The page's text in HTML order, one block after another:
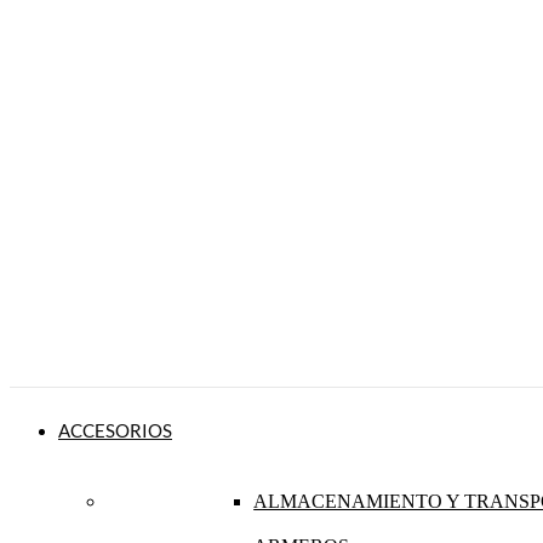
ACCESORIOS
ALMACENAMIENTO Y